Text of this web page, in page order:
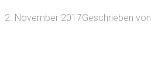
2. November 2017Geschrieben von